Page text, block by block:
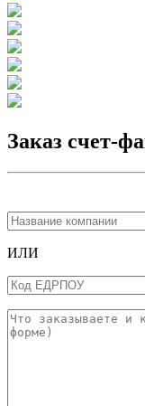
Заказ счет-
ИЛИ